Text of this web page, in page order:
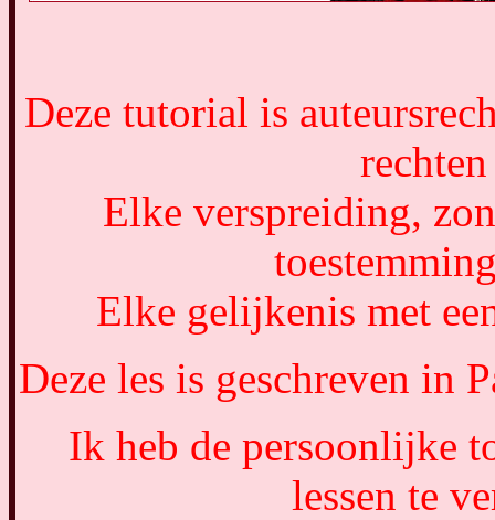
Deze tutorial is
Elke verspreiding,
Elke gelijkenis met
Deze les is geschreven in
Ik heb de persoonlijke
lessen te